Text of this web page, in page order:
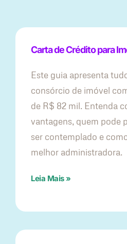
Carta de Crédito para
Este guia apresenta
consórcio de imóvel
de R$ 82 mil. Entenda
vantagens, quem pode
ser contemplado e
melhor administradora.
Leia Mais »